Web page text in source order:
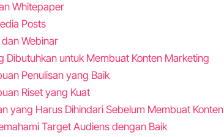
Whitepaper
Posts
Webinar
Dibutuhkan untuk Membuat Konten Marketing
Penulisan yang Baik
Riset yang Kuat
yang Harus Dihindari Sebelum Membuat Konten
Target Audiens dengan Baik